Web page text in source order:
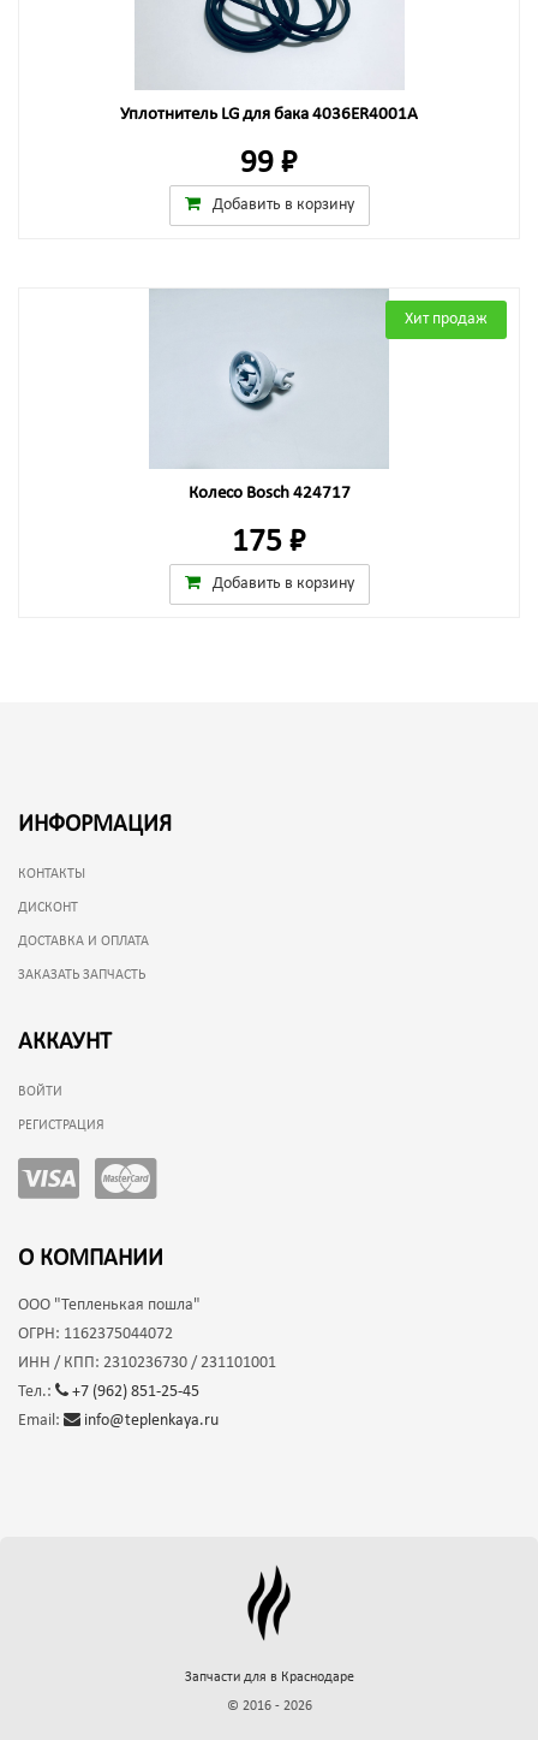
Уплотнитель LG для бака 4036ER4001A
99 ₽
Добавить в корзину
Хит продаж
Колесо Bosch 424717
175 ₽
Добавить в корзину
ИНФОРМАЦИЯ
КОНТАКТЫ
ДИСКОНТ
ДОСТАВКА И ОПЛАТА
ЗАКАЗАТЬ ЗАПЧАСТЬ
АККАУНТ
ВОЙТИ
РЕГИСТРАЦИЯ
О КОМПАНИИ
ООО "Тепленькая пошла"
ОГРН: 1162375044072
ИНН / КПП: 2310236730 / 231101001
Тел.:
+7 (962) 851-25-45
Email:
info@teplenkaya.ru
Запчасти для в Краснодаре
© 2016 - 2026